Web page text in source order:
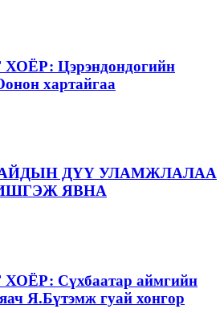
Цэрэндондогийн
хартайгаа
ДҮҮ УЛАМЖЛАЛАА
ЯВНА
Сүхбаатар аймгийн
Я.Бүтэмж гуай хонгор